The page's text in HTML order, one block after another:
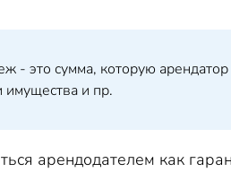
- это сумма, которую
имущества и пр.
арендодателем как